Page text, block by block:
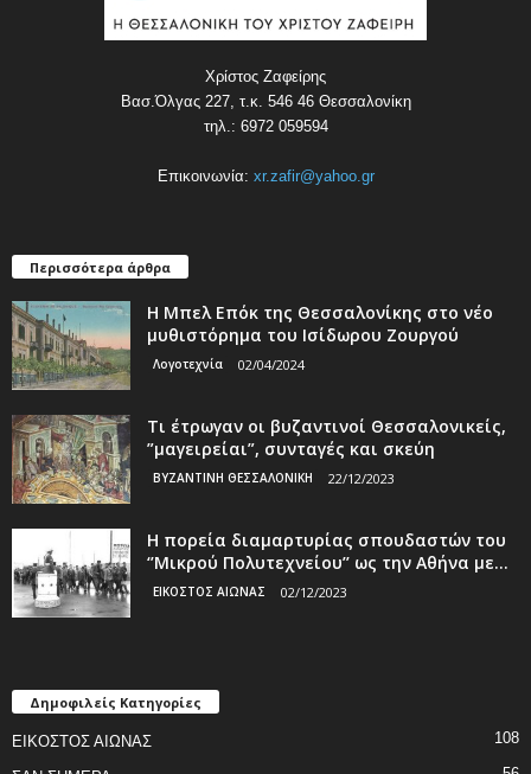
Χρίστος Ζαφείρης
Βασ.Όλγας 227, τ.κ. 546 46 Θεσσαλονίκη
τηλ.: 6972 059594
Επικοινωνία: xr.zafir@yahoo.gr
Περισσότερα άρθρα
Η Μπελ Επόκ της Θεσσαλονίκης στο νέο
μυθιστόρημα του Ισίδωρου Ζουργού
Λογοτεχνία 02/04/2024
Τι έτρωγαν οι βυζαντινοί Θεσσαλονικείς,
”μαγειρείαι”, συνταγές και σκεύη
ΒΥΖΑΝΤΙΝΗ ΘΕΣΣΑΛΟΝΙΚΗ 22/12/2023
Η πορεία διαμαρτυρίας σπουδαστών του
‘’Μικρού Πολυτεχνείου’’ ως την Αθήνα με...
ΕΙΚΟΣΤΟΣ ΑΙΩΝΑΣ 02/12/2023
Δημοφιλείς Κατηγορίες
ΕΙΚΟΣΤΟΣ ΑΙΩΝΑΣ 108